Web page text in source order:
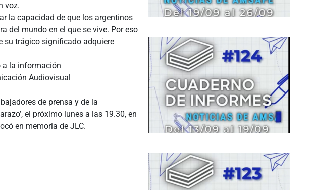
voz.
la capacidad de que los argentinos
del mundo en el que se vive. Por eso
su trágico significado adquiere
a la información
Audiovisual
de prensa y de la
el próximo lunes a las 19.30, en
en memoria de JLC.